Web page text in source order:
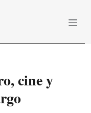
cine y